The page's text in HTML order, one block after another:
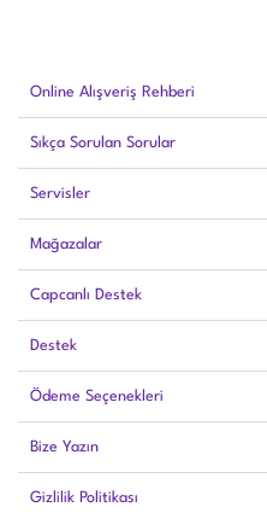
Online Alışveriş Rehberi
Sıkça Sorulan Sorular
Servisler
Mağazalar
Capcanlı Destek
Destek
Ödeme Seçenekleri
Bize Yazın
Gizlilik Politikası